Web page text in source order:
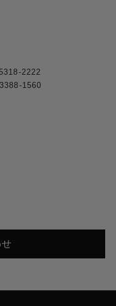
2222
1560